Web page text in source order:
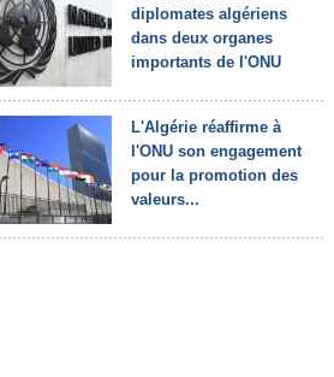
diplomates algériens
dans deux organes
importants de l'ONU
L'Algérie réaffirme à
l'ONU son engagement
pour la promotion des
valeurs...